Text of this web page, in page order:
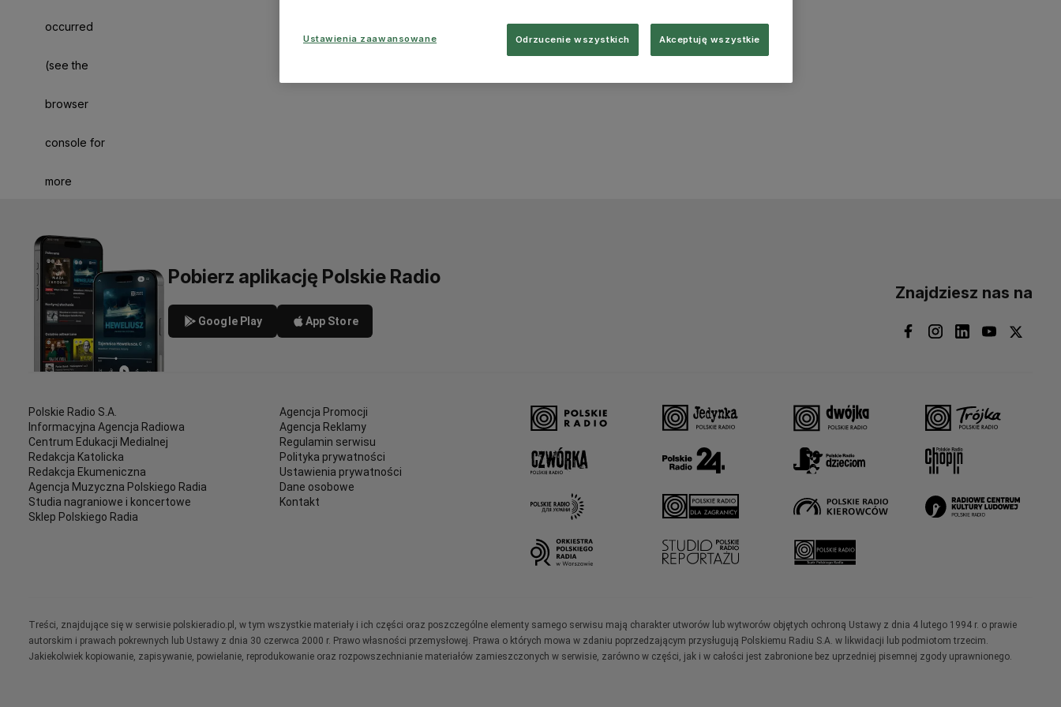
occurred
(see the
browser
console for
more
Pobierz aplikację Polskie Radio
Google Play App Store
Znajdziesz nas na
Polskie Radio S.A.
Informacyjna Agencja Radiowa
Centrum Edukacji Medialnej
Redakcja Katolicka
Redakcja Ekumeniczna
Agencja Muzyczna Polskiego Radia
Studia nagraniowe i koncertowe
Sklep Polskiego Radia
Agencja Promocji
Agencja Reklamy
Regulamin serwisu
Polityka prywatności
Ustawienia prywatności
Dane osobowe
Kontakt
Treści, znajdujące się w serwisie polskieradio.pl, w tym wszystkie materiały i ich części oraz poszczególne elementy samego serwisu mają charakter utworów lub wytworów objętych ochroną Ustawy z dnia 4 lutego 1994 r. o prawie
autorskim i prawach pokrewnych lub Ustawy z dnia 30 czerwca 2000 r. Prawo własności przemysłowej. Prawa o których mowa w zdaniu poprzedzającym przysługują Polskiemu Radiu S.A. w likwidacji lub podmiotom trzecim.
Jakiekolwiek kopiowanie, zapisywanie, powielanie, reprodukowanie oraz rozpowszechnianie materiałów zamieszczonych w serwisie, zarówno w części, jak i w całości jest zabronione bez uprzedniej pisemnej zgody uprawnionego.
Ustawienia zaawansowane Odrzucenie wszystkich Akceptuję wszystkie